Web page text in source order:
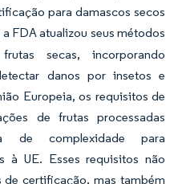
para damascos secos
FDA atualizou seus métodos
secas, incorporando
danos por insetos e
Europeia, os requisitos de
de frutas processadas
de complexidade para
à UE. Esses requisitos não
de certificação, mas também